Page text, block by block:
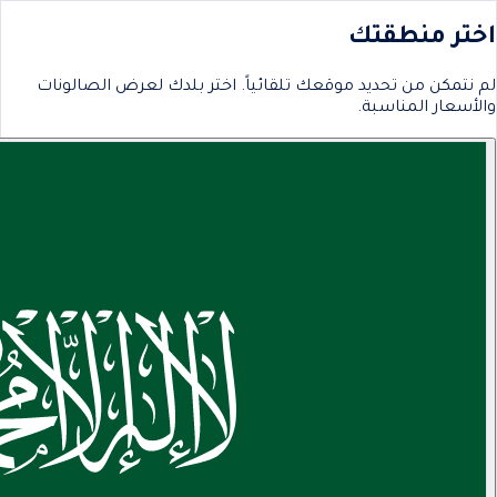
اختر منطقتك
لم نتمكن من تحديد موقعك تلقائياً. اختر بلدك لعرض الصالونات
والأسعار المناسبة.